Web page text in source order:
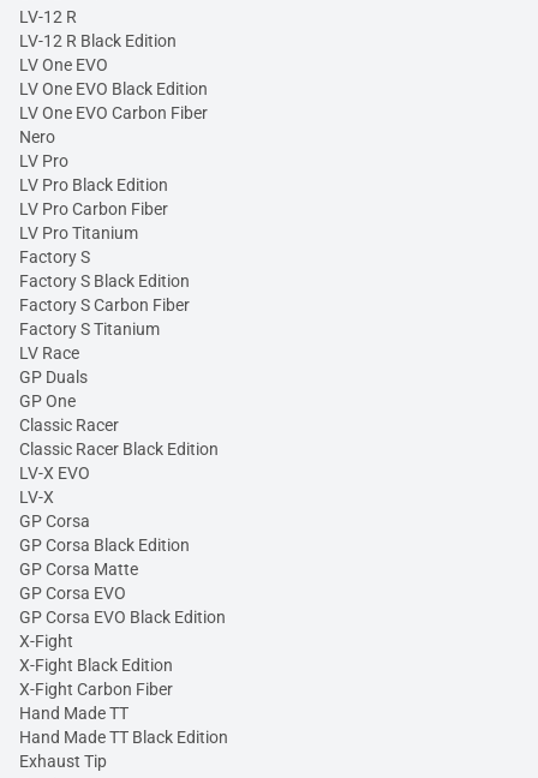
LV-12 R
LV-12 R Black Edition
LV One EVO
LV One EVO Black Edition
LV One EVO Carbon Fiber
Nero
LV Pro
LV Pro Black Edition
LV Pro Carbon Fiber
LV Pro Titanium
Factory S
Factory S Black Edition
Factory S Carbon Fiber
Factory S Titanium
LV Race
GP Duals
GP One
Classic Racer
Classic Racer Black Edition
LV-X EVO
LV-X
GP Corsa
GP Corsa Black Edition
GP Corsa Matte
GP Corsa EVO
GP Corsa EVO Black Edition
X-Fight
X-Fight Black Edition
X-Fight Carbon Fiber
Hand Made TT
Hand Made TT Black Edition
Exhaust Tip